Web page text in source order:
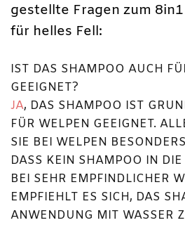
gestellte Fragen zum
für helles Fell:
IST DAS SHAMPOO AUCH
GEEIGNET?
JA, DAS SHAMPOO IST
FÜR WELPEN GEEIGNET.
SIE BEI WELPEN
DASS KEIN SHAMPOO IN
BEI SEHR EMPFINDLICHER
EMPFIEHLT ES SICH, DAS
ANWENDUNG MIT WASSER